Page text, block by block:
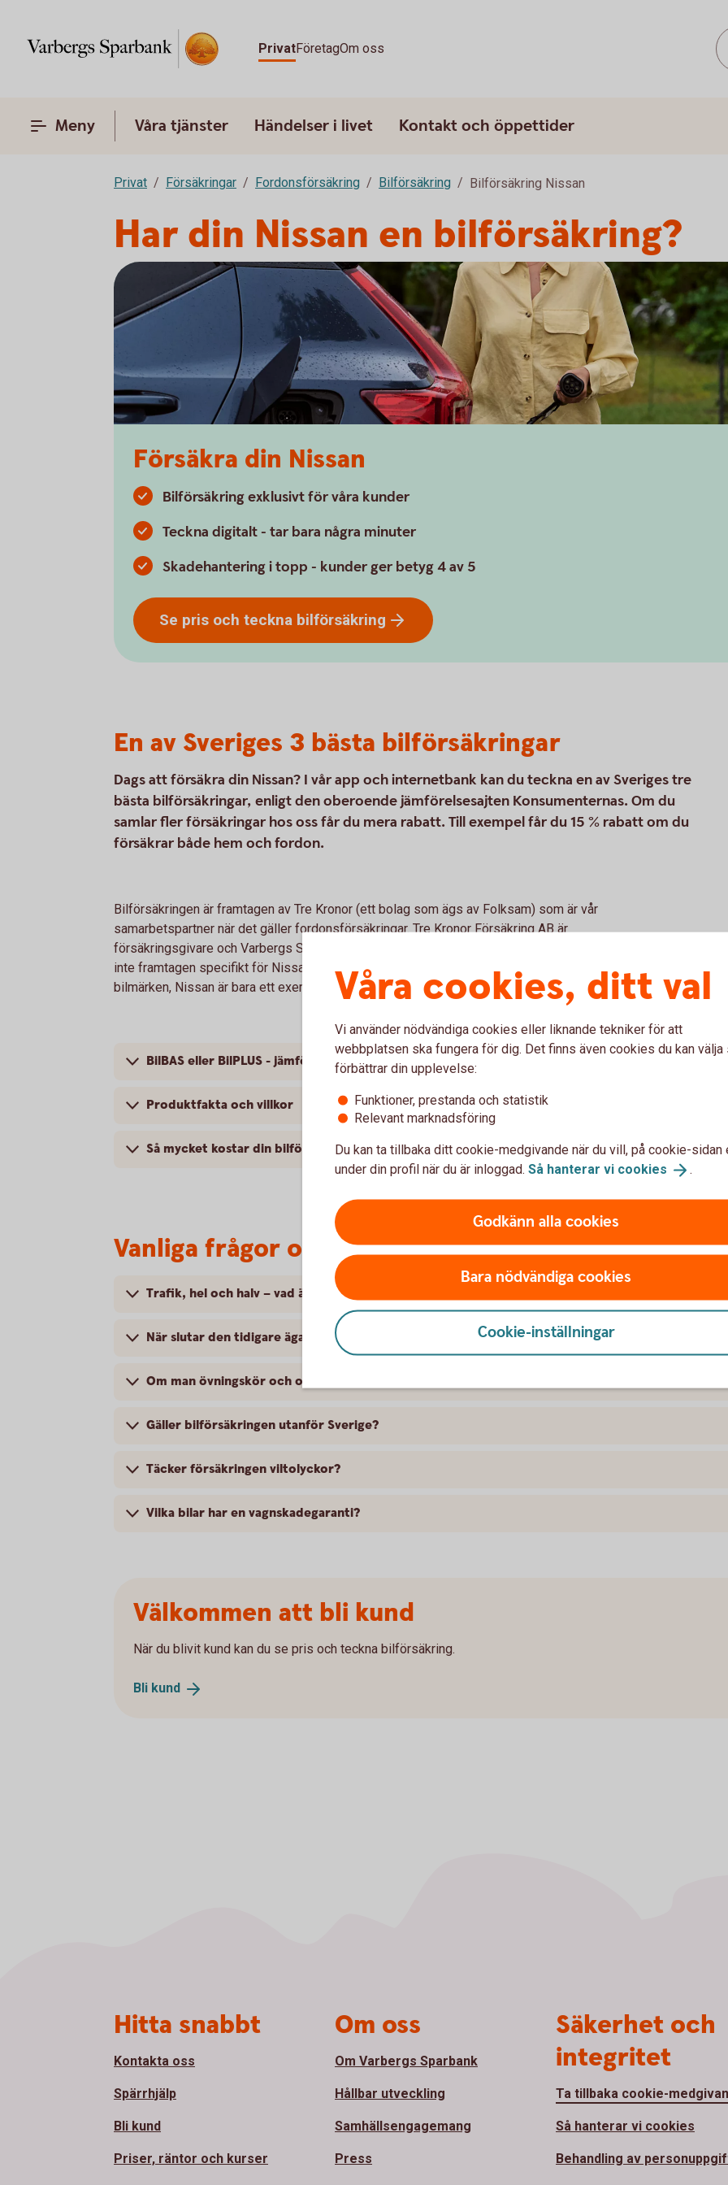
PrivatFöretagOm oss
Meny Våra tjänster Händelser i livet Kontakt och öppettider
Privat Försäkringar Fordonsförsäkring Bilförsäkring Bilförsäkring Nissan
Har din Nissan en bilförsäkring?
Försäkra din Nissan
Bilförsäkring exklusivt för våra kunder
Teckna digitalt - tar bara några minuter
Skadehantering i topp - kunder ger betyg 4 av 5
Se pris och teckna bilförsäkring
En av Sveriges 3 bästa bilförsäkringar
Dags att försäkra din Nissan? I vår app och internetbank kan du teckna en av Sveriges tre
bästa bilförsäkringar, enligt den oberoende jämförelsesajten Konsumenternas. Om du
samlar fler försäkringar hos oss får du mera rabatt. Till exempel får du 15 % rabatt om du
försäkrar både hem och fordon.
Bilförsäkringen är framtagen av Tre Kronor (ett bolag som ägs av Folksam) som är vår
samarbetspartner när det gäller fordonsförsäkringar. Tre Kronor Försäkring AB är
försäkringsgivare och Varbergs Sparbank är försäkringsförmedlare. Bilförsäkringen är
inte framtagen specifikt för Nissan; bilförsäkringen vi erbjuder kan tecknas för alla
bilmärken, Nissan är bara ett exempel.
BilBAS eller BilPLUS - jämför innehåll
Produktfakta och villkor
Så mycket kostar din bilförsäkring
Vanliga frågor om att försäkra Nissan
Trafik, hel och halv – vad är det för skillnad på försäkringarna?
När slutar den tidigare ägarens försäkring att gälla?
Om man övningskör och olyckan är framme, täcker bilförsäkringen då?
Gäller bilförsäkringen utanför Sverige?
Täcker försäkringen viltolyckor?
Vilka bilar har en vagnskadegaranti?
Välkommen att bli kund
När du blivit kund kan du se pris och teckna bilförsäkring.
Bli kund
Våra cookies, ditt val
Vi använder nödvändiga cookies eller liknande tekniker för att
webbplatsen ska fungera för dig. Det finns även cookies du kan välja
förbättrar din upplevelse:
Funktioner, prestanda och statistik
Relevant marknadsföring
Du kan ta tillbaka ditt cookie-medgivande när du vill, på cookie-sidan
under din profil när du är inloggad. Så hanterar vi cookies .
Godkänn alla cookies
Bara nödvändiga cookies
Cookie-inställningar
Hitta snabbt
Kontakta oss
Spärrhjälp
Bli kund
Priser, räntor och kurser
Om oss
Om Varbergs Sparbank
Hållbar utveckling
Samhällsengagemang
Press
Säkerhet och
integritet
Ta tillbaka cookie-
Så hanterar vi cookies
Behandling av